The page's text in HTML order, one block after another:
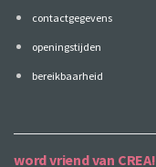
contactgegevens
openingstijden
bereikbaarheid
word vriend van CREA!